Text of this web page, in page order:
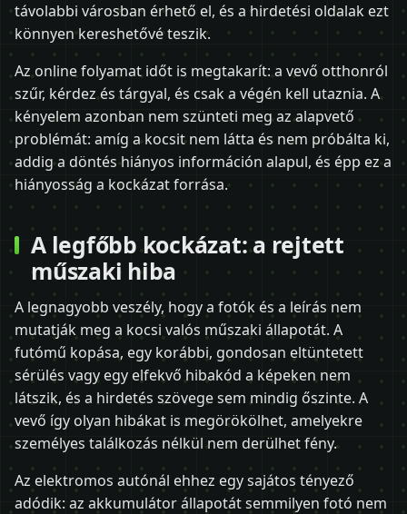
távolabbi városban érhető el, és a hirdetési oldalak ezt
könnyen kereshetővé teszik.
Az online folyamat időt is megtakarít: a vevő otthonról
szűr, kérdez és tárgyal, és csak a végén kell utaznia. A
kényelem azonban nem szünteti meg az alapvető
problémát: amíg a kocsit nem látta és nem próbálta ki,
addig a döntés hiányos információn alapul, és épp ez a
hiányosság a kockázat forrása.
A legfőbb kockázat: a rejtett
műszaki hiba
A legnagyobb veszély, hogy a fotók és a leírás nem
mutatják meg a kocsi valós műszaki állapotát. A
futómű kopása, egy korábbi, gondosan eltüntetett
sérülés vagy egy elfekvő hibakód a képeken nem
látszik, és a hirdetés szövege sem mindig őszinte. A
vevő így olyan hibákat is megörökölhet, amelyekre
személyes találkozás nélkül nem derülhet fény.
Az elektromos autónál ehhez egy sajátos tényező
adódik: az akkumulátor állapotát semmilyen fotó nem